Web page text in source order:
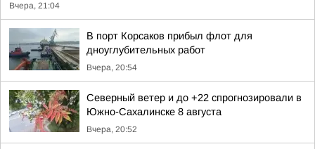
Вчера, 21:04
В порт Корсаков прибыл флот для
дноуглубительных работ
Вчера, 20:54
Северный ветер и до +22 спрогнозировали в
Южно-Сахалинске 8 августа
Вчера, 20:52